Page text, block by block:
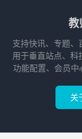
教
支持快讯、专题、
用于垂直站点、科
功能配置、会员
关